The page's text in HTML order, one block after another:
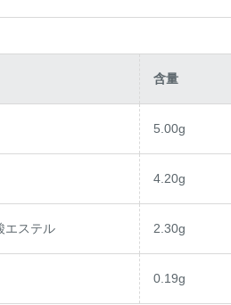
含量
5.00g
4.20g
エステル 2.30g
0.19g